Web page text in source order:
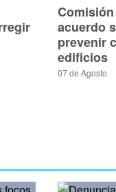
acuerdo
prevenir
edificios
07 de Agosto